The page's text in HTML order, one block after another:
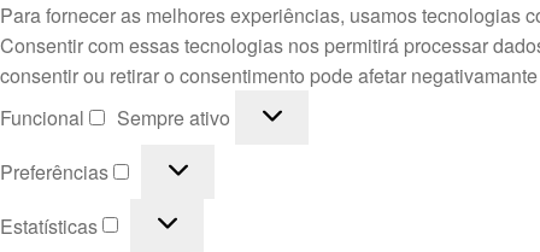
Para fornecer as melhores experiências, usamos tecnologias
Consentir com essas tecnologias nos permitirá processar
consentir ou retirar o consentimento pode afetar
Funcional
Funcional
Sempre ativo
Preferências
Preferências
Estatísticas Estatísticas